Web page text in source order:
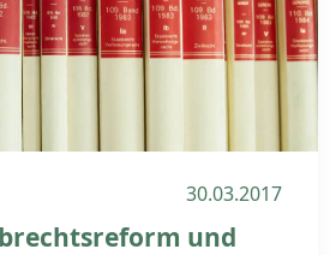
30.03.2017
und